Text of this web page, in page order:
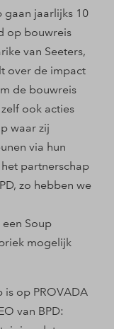
gaan jaarlijks 10
op bouwreis
van Seeters,
over de impact
de bouwreis
ook acties
waar zij
via hun
partnerschap
zo hebben we
Soup
mogelijk
is op PROVADA
van BPD: